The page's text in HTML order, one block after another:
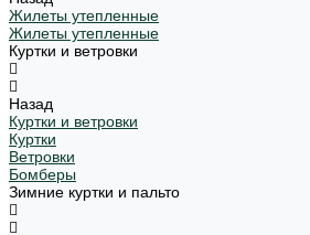
Жилеты утепленные
Жилеты утепленные
Куртки и ветровки
Назад
Куртки и ветровки
Куртки
Ветровки
Бомберы
Зимние куртки и пальто